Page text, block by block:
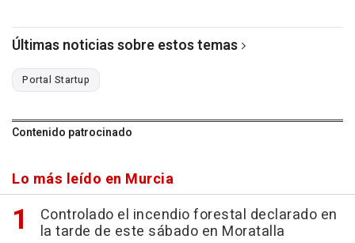
Últimas noticias sobre estos temas
Portal Startup
Contenido patrocinado
Lo más leído en Murcia
Controlado el incendio forestal declarado en
la tarde de este sábado en Moratalla